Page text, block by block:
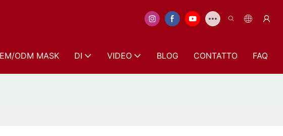
ODM MASK DI VIDEO BLOG CONTATTO FAQ